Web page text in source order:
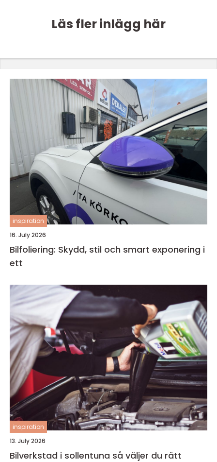
Läs fler inlägg här
inspiration
16. July 2026
Bilfoliering: Skydd, stil och smart exponering i
ett
inspiration
13. July 2026
Bilverkstad i sollentuna så väljer du rätt